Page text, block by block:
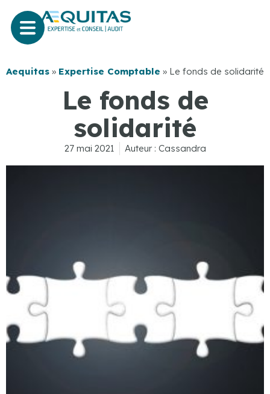
Aequitas » Expertise Comptable » Le fonds de solidarité
Le fonds de
solidarité
27 mai 2021 Auteur : Cassandra